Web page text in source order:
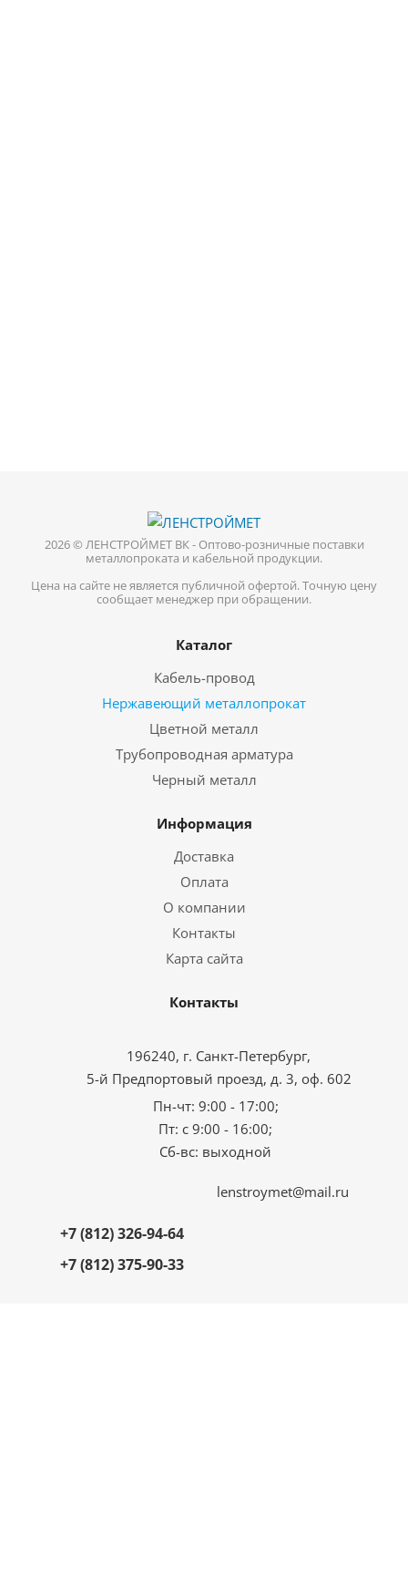
2026 © ЛЕНСТРОЙМЕТ ВК - Оптово-розничные поставки
металлопроката и кабельной продукции.
Цена на сайте не является публичной офертой. Точную цену
сообщает менеджер при обращении.
Каталог
Кабель-провод
Нержавеющий металлопрокат
Цветной металл
Трубопроводная арматура
Черный металл
Информация
Доставка
Оплата
О компании
Контакты
Карта сайта
Контакты
196240, г. Санкт-Петербург,
5-й Предпортовый проезд, д. 3, оф. 602
Пн-чт: 9:00 - 17:00;
Пт: с 9:00 - 16:00;
Сб-вс: выходной
+7 (812) 326-94-64
+7 (812) 375-90-33
lenstroymet@mail.ru